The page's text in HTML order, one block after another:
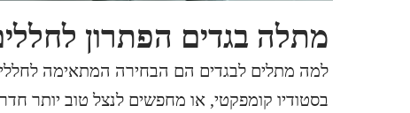
מתלה בגדים הפתרון
למה מתלים לבגדים הם הבחירה המתאימה
בסטודיו קומפקטי, או מחפשים לנצל טוב יותר